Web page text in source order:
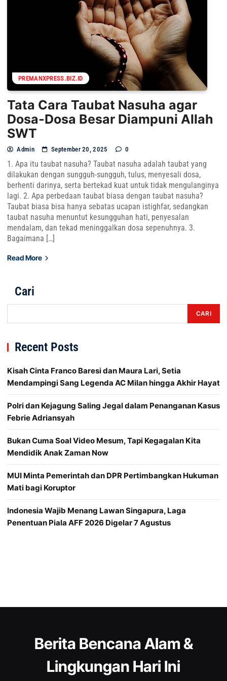
PREMANXPRESS.BIZ.ID
Tata Cara Taubat Nasuha agar
Dosa-Dosa Besar Diampuni Allah
SWT
Admin September 20, 2025 0
1. Apa itu taubat nasuha? Taubat nasuha adalah taubat yang
dilakukan dengan sungguh-sungguh, tulus, menyesali dosa,
berhenti darinya, serta bertekad kuat untuk tidak mengulanginya
lagi. 2. Apa perbedaan taubat biasa dengan taubat nasuha?
Taubat biasa bisa hanya sebatas ucapan istighfar, sedangkan
taubat nasuha menuntut kesungguhan hati, penyesalan
mendalam, dan tekad meninggalkan dosa sepenuhnya. 3.
Bagaimana […]
Read More
Cari
CARI
Recent Posts
Kisah Cinta Franco Baresi dan Maura Lari, Setia
Mendampingi Sang Legenda AC Milan hingga Akhir Hayat
Polri dan Kejagung Saling Jegal dalam Penanganan Kasus
Febrie Adriansyah
Bukan Cuma Soal Video Mesum, Tapi Kegagalan Kita
Mendidik Anak Zaman Now
MUI Minta Pemerintah dan DPR Pertimbangkan Hukuman
Mati bagi Koruptor
Indonesia Wajib Menang Lawan Singapura, Laga
Penentuan Piala AFF 2026 Digelar 7 Agustus
Berita Bencana Alam &
Lingkungan Hari Ini